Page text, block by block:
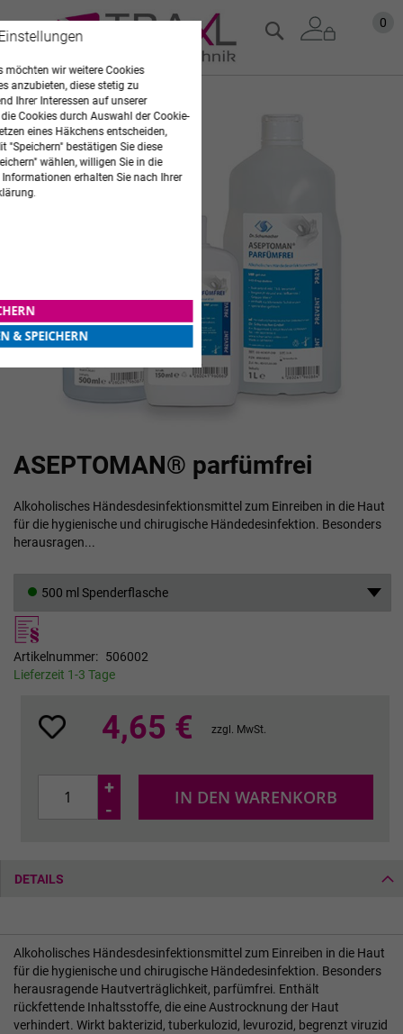
Zum
Inhalt
0
Suche
ASEPTOMAN® parfümfrei
Alkoholisches Händesdesinfektionsmittel zum Einreiben in die Haut
für die hygienische und chirugische Händedesinfektion. Besonders
herausragen...
500 ml Spenderflasche
Artikelnummer
506002
Lieferzeit 1-3 Tage
4,65 € zzgl. MwSt.
+
-
IN DEN WARENKORB
Zum
Ende
der
Bildgalerie
springen
Anfang
der
springen
DETAILS
Alkoholisches Händesdesinfektionsmittel zum Einreiben in die Haut
für die hygienische und chirugische Händedesinfektion. Besonders
herausragende Hautverträglichkeit, parfümfrei. Enthält
rückfettende Inhaltsstoffe, die eine Austrocknung der Haut
verhindert. Wirkt bakterizid, tuberkulozid, levurozid, begrenzt viruzid
möchten wir weitere Cookies
anzubieten, diese stetig zu
Ihrer Interessen auf unserer
Cookies durch Auswahl der Cookie-
eines Häkchens entscheiden,
"Speichern" bestätigen Sie diese
wählen, willigen Sie in die
erhalten Sie nach Ihrer
& SPEICHERN